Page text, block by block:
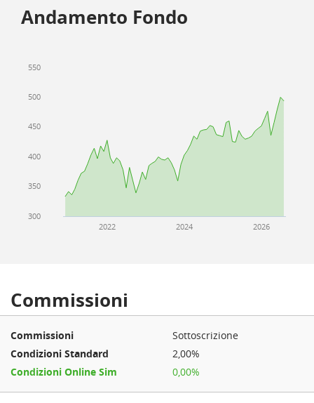
Andamento Fondo
2022 2024 2026
300
350
400
450
500
550
Commissioni
Sottoscrizione
2,00%
0,00%